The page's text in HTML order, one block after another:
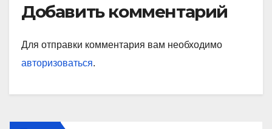
Добавить комментарий
Для отправки комментария вам необходимо
авторизоваться.